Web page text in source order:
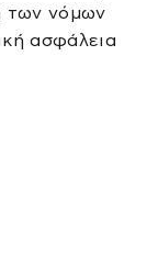
των νόμων
ασφάλεια